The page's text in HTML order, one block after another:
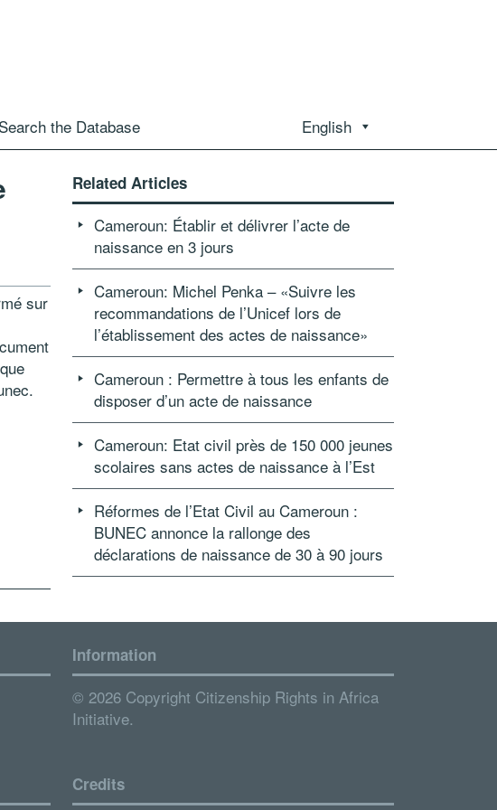
Search the Database English
sur
Related Articles
Cameroun: Établir et délivrer l’acte de
naissance en 3 jours
Cameroun: Michel Penka – «Suivre les
recommandations de l’Unicef lors de
l’établissement des actes de naissance»
Cameroun : Permettre à tous les enfants de
disposer d’un acte de naissance
Cameroun: Etat civil près de 150 000 jeunes
scolaires sans actes de naissance à l’Est
Réformes de l’Etat Civil au Cameroun :
BUNEC annonce la rallonge des
déclarations de naissance de 30 à 90 jours
Information
© 2026 Copyright Citizenship Rights in Africa
Initiative.
Credits